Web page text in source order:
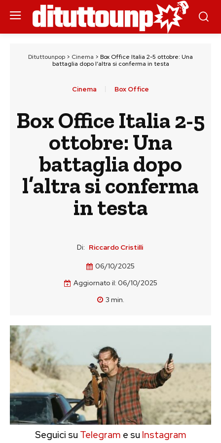
Dituttounpop > Cinema > Box Office Italia 2-5 ottobre: Una
battaglia dopo l’altra si conferma in testa
Cinema Box Office
Box Office Italia 2-5
ottobre: Una
battaglia dopo
l’altra si conferma
in testa
Di: Riccardo Cristilli
06/10/2025
Aggiornato il: 06/10/2025
3 min.
Seguici su Telegram e su Instagram